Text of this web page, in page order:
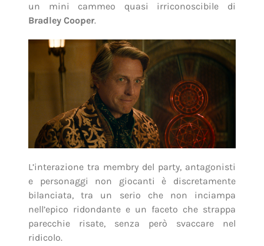
un mini cammeo quasi irriconoscibile di
Bradley Cooper.
L’interazione tra membry del party, antagonisti
e personaggi non giocanti è discretamente
bilanciata, tra un serio che non inciampa
nell’epico ridondante e un faceto che strappa
parecchie risate, senza però svaccare nel
ridicolo.